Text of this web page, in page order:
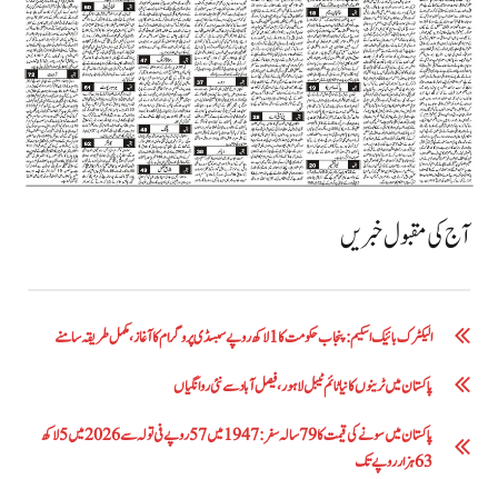
آج کی مقبول خبریں
الیکٹرک بائیک اسکیم: پنجاب حکومت کا1 لاکھ روپے سبسڈی پروگرام کا آغاز ،مکمل طریقہ سامنے
پاکستان میں ٹرینوں کا نیا ٹائم ٹیبل لاہور، فیصل آباد سے نئی روانگیاں
پاکستان میں سونے کی قیمت کا 79 سالہ سفر: 1947 میں 57 روپے فی تولہ سے 2026 میں 5 لاکھ
63 ہزار روپے تک